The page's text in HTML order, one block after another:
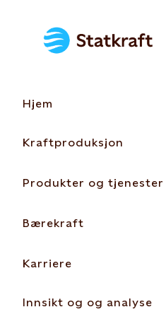
Hjem
Kraftproduksjon
Produkter og tjenester
Bærekraft
Karriere
Innsikt og og analyse